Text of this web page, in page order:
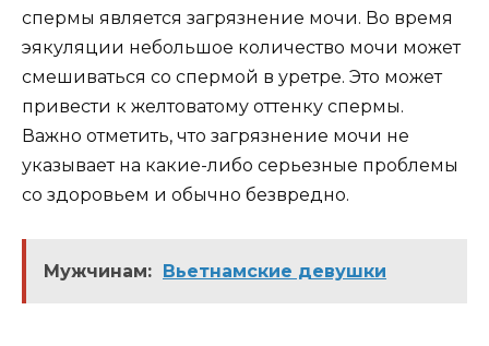
спермы является загрязнение мочи. Во время
эякуляции небольшое количество мочи может
смешиваться со спермой в уретре. Это может
привести к желтоватому оттенку спермы.
Важно отметить, что загрязнение мочи не
указывает на какие-либо серьезные проблемы
со здоровьем и обычно безвредно.
Мужчинам: Вьетнамские девушки